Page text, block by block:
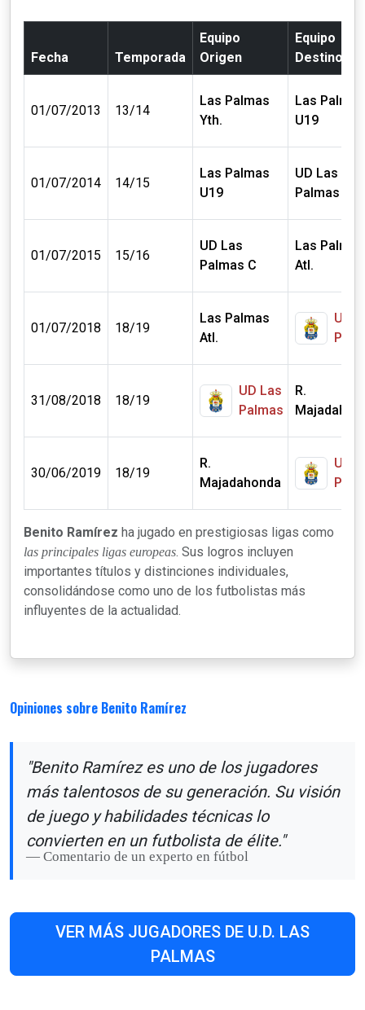
Fecha Temporada
Equipo
Origen
Equipo
Destino
01/07/2013 13/14
Las Palmas
Yth.
Las Palmas
U19
01/07/2014 14/15
Las Palmas
U19
UD Las
Palmas C
01/07/2015 15/16
UD Las
Palmas C
Las Palmas
Atl.
01/07/2018 18/19
Las Palmas
Atl.
UD
31/08/2018 18/19
UD Las
Palmas
R.
30/06/2019 18/19
R.
Majadahonda
UD
Benito Ramírez ha jugado en prestigiosas ligas como
las principales ligas europeas. Sus logros incluyen
importantes títulos y distinciones individuales,
consolidándose como uno de los futbolistas más
influyentes de la actualidad.
Opiniones sobre Benito Ramírez
"Benito Ramírez es uno de los jugadores
más talentosos de su generación. Su visión
de juego y habilidades técnicas lo
convierten en un futbolista de élite."
Comentario de un experto en fútbol
VER MÁS JUGADORES DE U.D. LAS
PALMAS